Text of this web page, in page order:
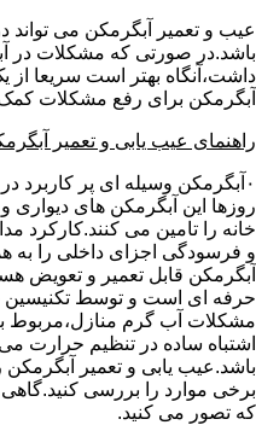
عیب و تعمیر آبگرمکن می
باشد.در صورتی که مشکلات در
داشت،آنگاه بهتر است سریعا
آبگرمکن برای رفع مشکلات کمک
راهنمای عیب یابی و تعمیر
۰آبگرمکن وسیله ای پر
روزها این آبگرمکن های
خانه را تامین می کنند.کارکرد
و فرسودگی اجزای داخلی را به
آبگرمکن قابل تعمیر و تعویض
حرفه ای است و توسط تکنیسین
مشکلات آب گرم منازل،مربوط
اشتباه ساده در تنظیم حرارت
باشد.عیب یابی و تعمیر آبگرمکن
برخی موارد را بررسی
که تصور می کنید.